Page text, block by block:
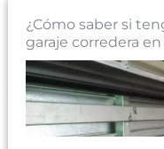
¿Cómo saber si
garaje corredera en